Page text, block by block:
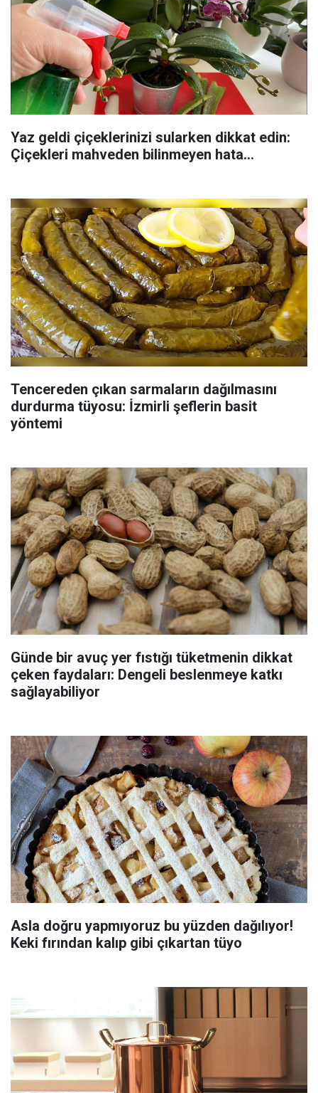
Yaz geldi çiçeklerinizi sularken dikkat edin:
Çiçekleri mahveden bilinmeyen hata...
Tencereden çıkan sarmaların dağılmasını
durdurma tüyosu: İzmirli şeflerin basit
yöntemi
Günde bir avuç yer fıstığı tüketmenin dikkat
çeken faydaları: Dengeli beslenmeye katkı
sağlayabiliyor
Asla doğru yapmıyoruz bu yüzden dağılıyor!
Keki fırından kalıp gibi çıkartan tüyo